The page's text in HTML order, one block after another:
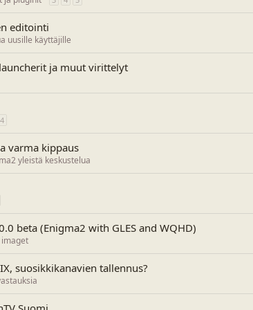
editointi
uusille käyttäjille
ja muut virittelyt
varma kippaus
yleistä keskustelua
beta (Enigma2 with GLES and WQHD)
imaget
suosikkikanavien tallennus?